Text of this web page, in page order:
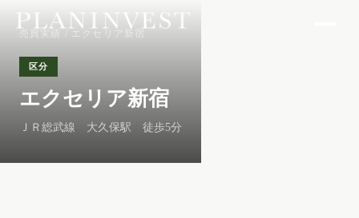
売買実績 / エクセリア新宿
区分
エクセリア新宿
ＪＲ総武線 大久保駅 徒歩5分